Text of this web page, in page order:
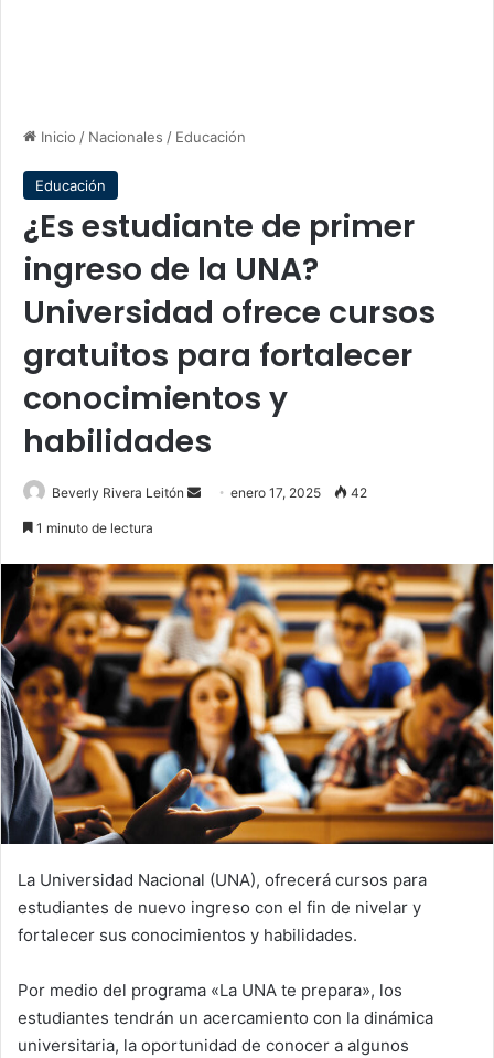
Inicio / Nacionales / Educación
Educación
¿Es estudiante de primer
ingreso de la UNA?
Universidad ofrece cursos
gratuitos para fortalecer
conocimientos y
habilidades
Beverly Rivera Leitón
Sendenero 17, 2025 42
1 minuto de lectura
La Universidad Nacional (UNA), ofrecerá cursos para
estudiantes de nuevo ingreso con el fin de nivelar y
fortalecer sus conocimientos y habilidades.
Por medio del programa «La UNA te prepara», los
estudiantes tendrán un acercamiento con la dinámica
universitaria, la oportunidad de conocer a algunos